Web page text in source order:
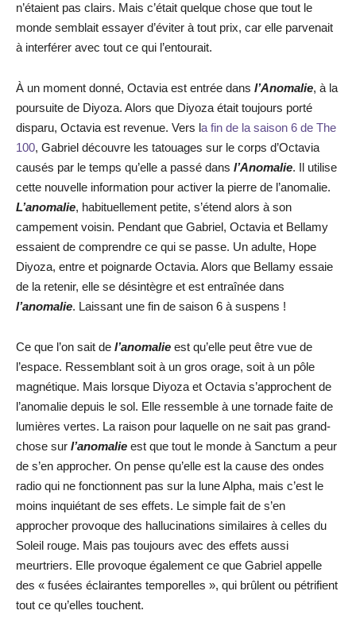
n’étaient pas clairs. Mais c’était quelque chose que tout le
monde semblait essayer d’éviter à tout prix, car elle parvenait
à interférer avec tout ce qui l’entourait.
À un moment donné, Octavia est entrée dans l’Anomalie, à la
poursuite de Diyoza. Alors que Diyoza était toujours porté
disparu, Octavia est revenue. Vers la fin de la saison 6 de The
100, Gabriel découvre les tatouages sur le corps d’Octavia
causés par le temps qu’elle a passé dans l’Anomalie. Il utilise
cette nouvelle information pour activer la pierre de l’anomalie.
L’anomalie, habituellement petite, s’étend alors à son
campement voisin. Pendant que Gabriel, Octavia et Bellamy
essaient de comprendre ce qui se passe. Un adulte, Hope
Diyoza, entre et poignarde Octavia. Alors que Bellamy essaie
de la retenir, elle se désintègre et est entraînée dans
l’anomalie. Laissant une fin de saison 6 à suspens !
Ce que l’on sait de l’anomalie est qu’elle peut être vue de
l’espace. Ressemblant soit à un gros orage, soit à un pôle
magnétique. Mais lorsque Diyoza et Octavia s’approchent de
l’anomalie depuis le sol. Elle ressemble à une tornade faite de
lumières vertes. La raison pour laquelle on ne sait pas grand-
chose sur l’anomalie est que tout le monde à Sanctum a peur
de s’en approcher. On pense qu’elle est la cause des ondes
radio qui ne fonctionnent pas sur la lune Alpha, mais c’est le
moins inquiétant de ses effets. Le simple fait de s’en
approcher provoque des hallucinations similaires à celles du
Soleil rouge. Mais pas toujours avec des effets aussi
meurtriers. Elle provoque également ce que Gabriel appelle
des « fusées éclairantes temporelles », qui brûlent ou pétrifient
tout ce qu’elles touchent.